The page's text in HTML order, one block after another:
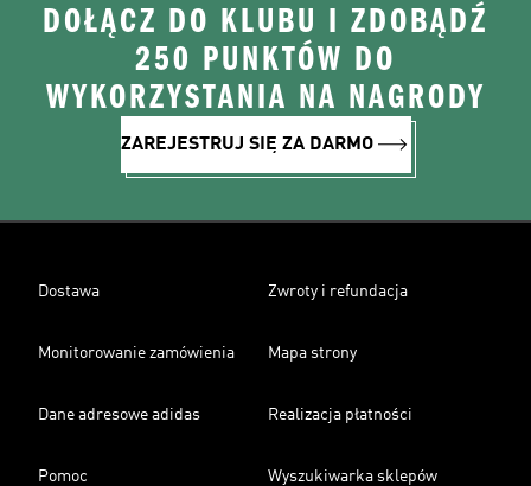
DOŁĄCZ DO KLUBU I ZDOBĄDŹ
250 PUNKTÓW DO
WYKORZYSTANIA NA NAGRODY
ZAREJESTRUJ SIĘ ZA DARMO
Dostawa Zwroty i refundacja
Monitorowanie zamówienia Mapa strony
Dane adresowe adidas Realizacja płatności
Pomoc Wyszukiwarka sklepów